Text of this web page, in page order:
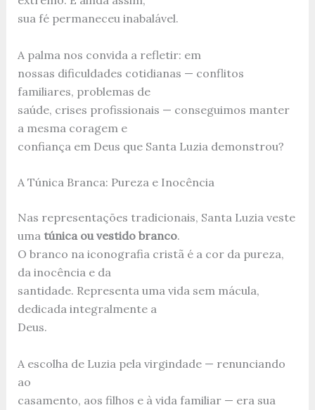
sua fé permaneceu inabalável.
A palma nos convida a refletir: em
nossas dificuldades cotidianas — conflitos
familiares, problemas de
saúde, crises profissionais — conseguimos manter
a mesma coragem e
confiança em Deus que Santa Luzia demonstrou?
A Túnica Branca: Pureza e Inocência
Nas representações tradicionais, Santa Luzia veste
uma túnica ou vestido branco.
O branco na iconografia cristã é a cor da pureza,
da inocência e da
santidade. Representa uma vida sem mácula,
dedicada integralmente a
Deus.
A escolha de Luzia pela virgindade — renunciando
ao
casamento, aos filhos e à vida familiar — era sua